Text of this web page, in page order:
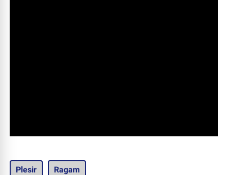
Plesir Ragam